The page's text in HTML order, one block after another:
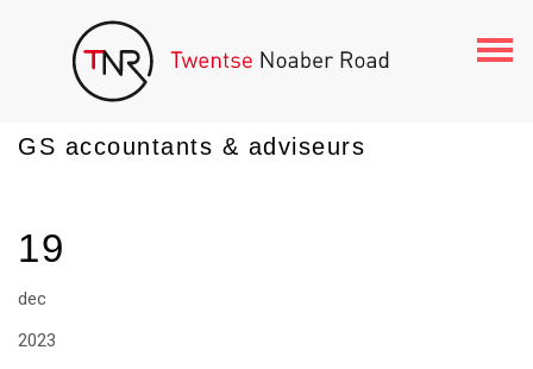
GS accountants & adviseurs
19
dec
2023